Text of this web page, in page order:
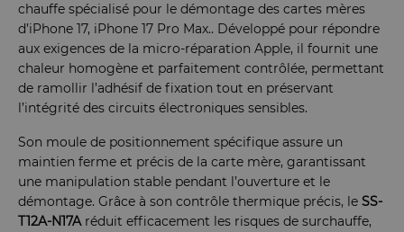
chauffe spécialisé pour le démontage des cartes mères
d’iPhone 17, iPhone 17 Pro Max.. Développé pour répondre
aux exigences de la micro-réparation Apple, il fournit une
chaleur homogène et parfaitement contrôlée, permettant
de ramollir l’adhésif de fixation tout en préservant
l’intégrité des circuits électroniques sensibles.
Son moule de positionnement spécifique assure un
maintien ferme et précis de la carte mère, garantissant
une manipulation stable pendant l’ouverture et le
démontage. Grâce à son contrôle thermique précis, le SS-
T12A-N17Aréduit efficacement les risques de surchauffe,